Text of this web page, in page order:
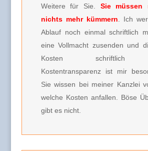
Weitere für Sie. Sie
nichts mehr kümmern . Ich
Ablauf noch einmal schriftlich
eine Vollmacht zusenden und
Kosten schriftlich
Kostentransparenz ist mir
Sie wissen bei meiner Kanzlei
welche Kosten anfallen. Böse
gibt es nicht.